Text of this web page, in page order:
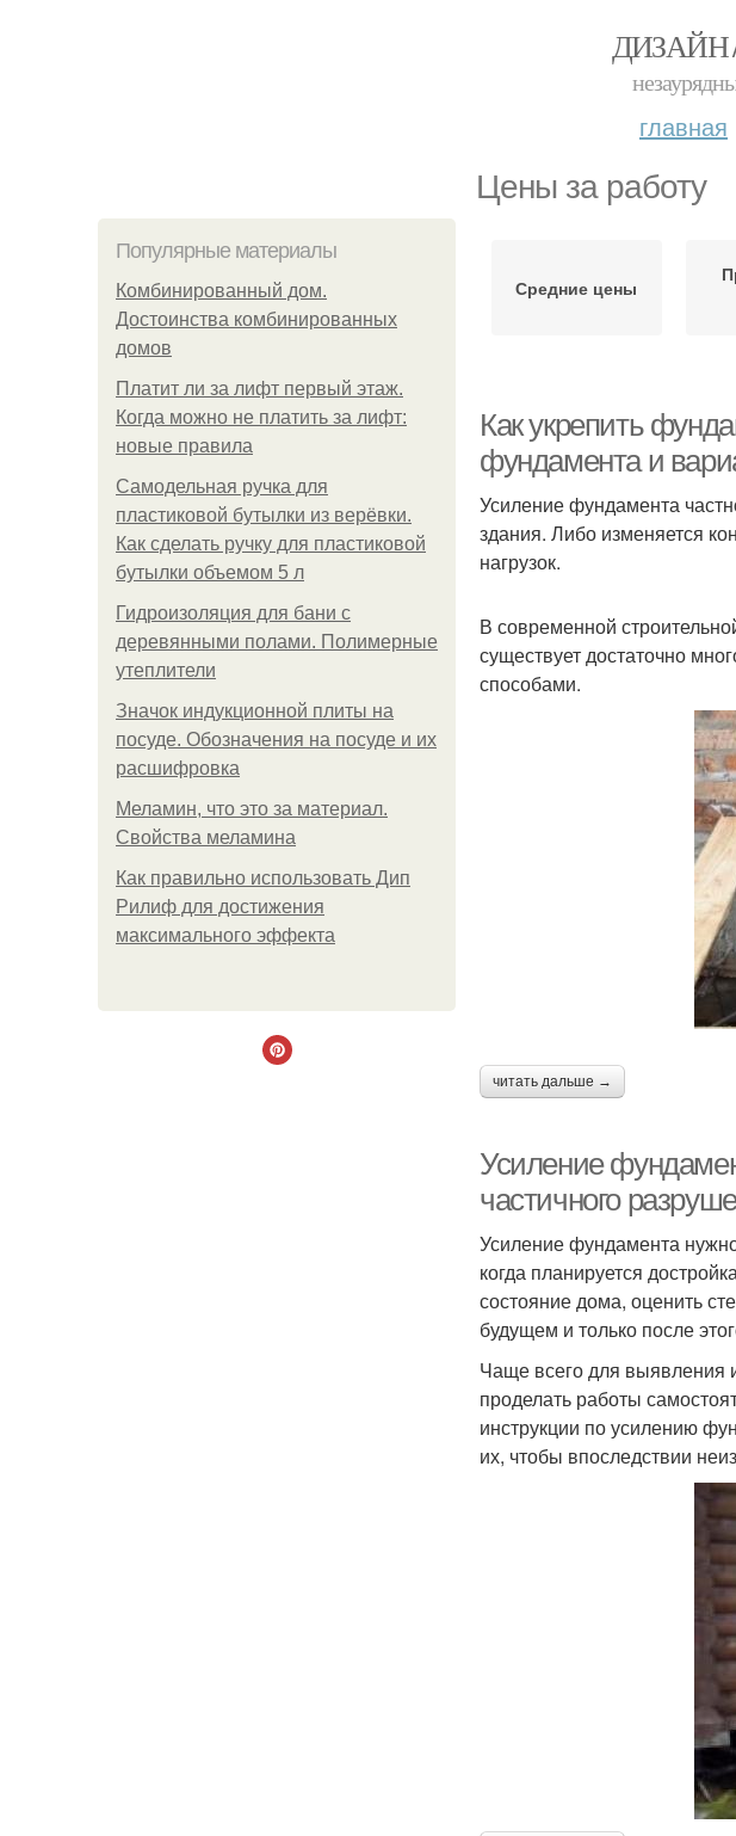
ДИЗАЙН
главная
Цены за работу
Популярные материалы
Комбинированный дом.
Достоинства комбинированных
домов
Платит ли за лифт первый этаж.
Когда можно не платить за лифт:
новые правила
Самодельная ручка для
пластиковой бутылки из верёвки.
Как сделать ручку для пластиковой
бутылки объемом 5 л
Гидроизоляция для бани с
деревянными полами. Полимерные
утеплители
Значок индукционной плиты на
посуде. Обозначения на посуде и их
расшифровка
Меламин, что это за материал.
Свойства меламина
Как правильно использовать Дип
Рилиф для достижения
максимального эффекта
Средние цены
Как укрепить
фундамента и
Усиление фундамента
здания. Либо изменяется
нагрузок.
В современной
существует достаточно
способами.
читать дальше →
Усиление
частичного
Усиление фундамента
когда планируется
состояние дома, оценить
будущем и только после
Чаще всего для
проделать работы
инструкции по усилению
их, чтобы впоследствии